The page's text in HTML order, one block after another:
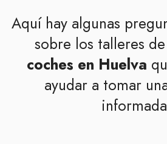
Aquí hay algunas
sobre los talleres de
coches en Huelva
ayudar a tomar